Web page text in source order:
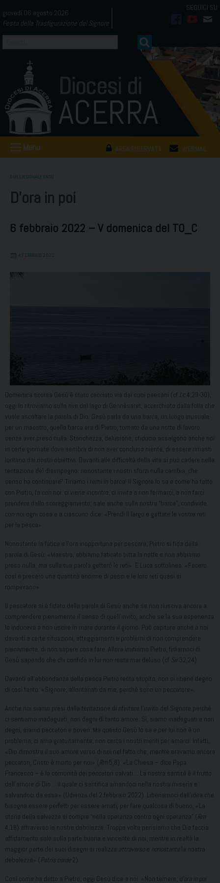
to
content
giovedì 06 agosto 2026
Festa della Trasfigurazione del Signore
AREA RISERVATA WEBMAIL
Menu
OMELIEDONALFONSO
D’ora in poi
6 febbraio 2022 – V domenica del TO_C
4 FEBBRAIO 2022
Domenica scorsa Gesù è stato cacciato via dai suoi paesani (cf Lc
4,29-30),
oggi lo ritroviamo sulle rive del lago di Gennèsaret, accerchiato dalla folla che
vuole ascoltare la parola di Dio. Gesù parla da una barca, un luogo inusuale
per un maestro; quella barca era di Pietro, tornato da una notte di lavoro
senza aver preso nulla. Stanchezza, delusione, sfiducia assalgono anche noi
in certe giornate dove sembra di non aver concluso niente, di essere rimasti
lontano dai nostri obiettivi. Davanti alle difficoltà della vita si può cadere nella
tentazione del disimpegno: nonostante i nostri sforzi nulla cambia, che
senso ha continuare? Tiriamo i remi in barca! Il Signore lo sa e come ha fatto
con Pietro, fa con noi: ci viene incontro, ci invita a non fermarci, a non farci
prendere dallo scoraggiamento; sale anche sulla nostra “barca”, condivide
con noi ogni cosa e a ciascuno dice: «Prendi il largo e gettate le vostre reti
per la pesca».
Nonostante la fatica e l’ora inopportuna per pescare, Pietro si fida della
parola di Gesù: «Maestro, abbiamo faticato tutta la notte e non abbiamo
preso nulla; ma sulla tua parola getterò le reti». E Luca sottolinea: «Fecero
così e presero una quantità enorme di pesci e le loro reti quasi si
rompevano».
Il pescatore si è fidato della parola di Gesù anche se non riusciva ancora a
comprendere pienamente il senso di quell’invito, anche se la sua esperienza
lo induceva a non uscire in mare durante il giorno. Può capitare anche a noi
davanti a certe situazioni, atteggiamenti e problemi di non comprendere
pienamente, di non sapere cosa fare. Allora imitiamo Pietro, fidiamoci di
Gesù sapendo che chi confida in lui non resta mai deluso (cf
Sir 32,24).
Davanti all’abbondanza della pesca Pietro resta stupito, non si ritiene degno
di così tanto: «Signore, allontànati da me, perché sono un peccatore».
Anche noi siamo presi dalla tentazione di rifiutare l’invito del Signore perché
ci sentiamo inadeguati, non degni di tanto amore. Sì, siamo inadeguati e non
degni, siamo peccatori e poveri. Ma questo Gesù lo sa e per lui non è un
problema, ci ama gratuitamente, non cerca i nostri meriti per amarci. Infatti,
«Dio dimostra il suo amore verso di noi nel fatto che, mentre eravamo ancora
peccatori, Cristo è morto per noi» ( Rm 5,8). «La Chiesa – dice Papa
Francesco – è la comunità dei peccatori salvati… La nostra santità è il frutto
dell’amore di Dio… il quale ci santifica amandoci nella nostra miseria e
salvandoci da essa» (Udienza del 2 febbraio 2022). Liberiamoci dall’idea che
bisogna essere perfetti per essere amati, per fare qualcosa di buono, «La
storia della salvezza si compie “nella speranza contro ogni speranza” ( Rm
4,18) attraverso le nostre debolezze. Troppe volte pensiamo che Dio faccia
affidamento solo sulla parte buona e vincente di noi, mentre in realtà la
maggior parte dei suoi disegni si realizza attraverso e nonostante
la nostra
debolezza» ( Patris corde 2).
Così come ha detto a Pietro, oggi Gesù dice a noi: «Non temere;
d’ora in poi